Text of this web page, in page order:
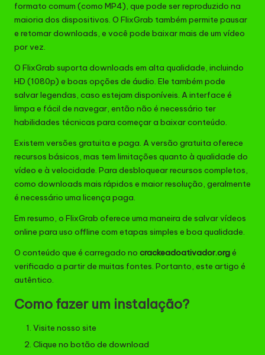
formato comum (como MP4), que pode ser reproduzido na
maioria dos dispositivos. O FlixGrab também permite pausar
e retomar downloads, e você pode baixar mais de um vídeo
por vez.
O FlixGrab suporta downloads em alta qualidade, incluindo
HD (1080p) e boas opções de áudio. Ele também pode
salvar legendas, caso estejam disponíveis. A interface é
limpa e fácil de navegar, então não é necessário ter
habilidades técnicas para começar a baixar conteúdo.
Existem versões gratuita e paga. A versão gratuita oferece
recursos básicos, mas tem limitações quanto à qualidade do
vídeo e à velocidade. Para desbloquear recursos completos,
como downloads mais rápidos e maior resolução, geralmente
é necessário uma licença paga.
Em resumo, o FlixGrab oferece uma maneira de salvar vídeos
online para uso offline com etapas simples e boa qualidade.
O conteúdo que é carregado no crackeadoativador.orgé
verificado a partir de muitas fontes. Portanto, este artigo é
autêntico.
Como fazer um instalação?
Visite nosso site
Clique no botão de download